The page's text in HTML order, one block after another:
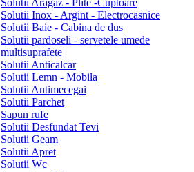
Solutii Inox - Argint - Electrocasnice
Solutii Baie - Cabina de dus
Solutii pardoseli - servetele umede
multisuprafete
Solutii Anticalcar
Solutii Lemn - Mobila
Solutii Antimecegai
Solutii Parchet
Sapun rufe
Solutii Desfundat Tevi
Solutii Geam
Solutii Apret
Solutii Wc